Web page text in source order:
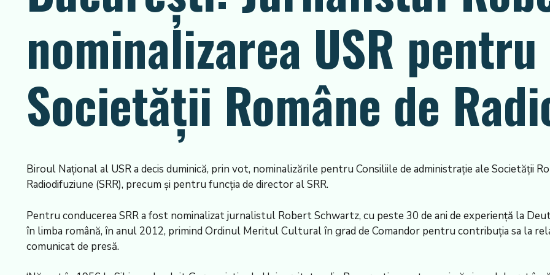
nominalizarea USR
Societății Române de
Biroul Național al USR a decis duminică, prin vot, nominalizările pentru Consiliile de administrație ale Societății
Radiodifuziune (SRR), precum și pentru funcția de director al SRR.
Pentru conducerea SRR a fost nominalizat jurnalistul Robert Schwartz, cu peste 30 de ani de experiență la
în limba română, în anul 2012, primind Ordinul Meritul Cultural în grad de Comandor pentru contribuția sa la
comunicat de presă.